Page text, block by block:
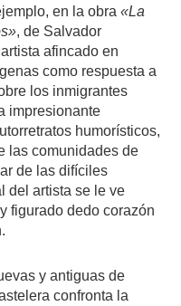
en la obra«La
, de Salvador
afincado en
como respuesta a
los inmigrantes
impresionante
humorísticos,
las comunidades de
de las difíciles
del artista se le ve
figurado dedo corazón
y antiguas de
confronta la